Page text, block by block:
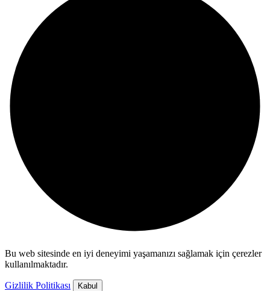
Bu web sitesinde en iyi deneyimi yaşamanızı sağlamak için çerezler
kullanılmaktadır.
Gizlilik Politikası Kabul